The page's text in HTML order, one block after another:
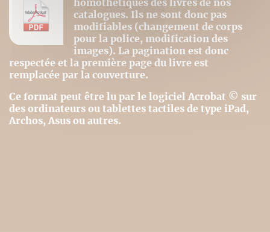
catalogues. Ils ne sont donc pas
modifiables (changement de corps
pour la police, modification des
images). La pagination est donc
respectée et la première page du livre est
remplacée par la couverture.
Ce format peut être lu par le logiciel Acrobat © sur
des ordinateurs ou tablettes tactiles de type iPad,
Archos, Asus ou autres.